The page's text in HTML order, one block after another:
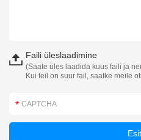
Faili üleslaadimine
(Saate üles laadida kuus faili ja
Kui teil on suur fail, saatke meile